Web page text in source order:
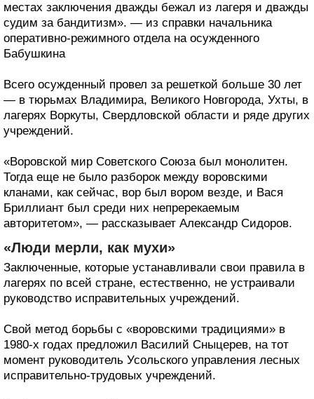
местах заключения дважды бежал из лагеря и дважды
судим за бандитизм». — из справки начальника
оперативно-режимного отдела на осужденного
Бабушкина
Всего осужденный провел за решеткой больше 30 лет
— в тюрьмах Владимира, Великого Новгорода, Ухты, в
лагерях Воркуты, Свердловской области и ряде других
учреждений.
«Воровской мир Советского Союза был монолитен.
Тогда еще не было разборок между воровскими
кланами, как сейчас, вор был вором везде, и Вася
Бриллиант был среди них непререкаемым
авторитетом», — рассказывает Александр Сидоров.
«Люди мерли, как мухи»
Заключенные, которые устанавливали свои правила в
лагерях по всей стране, естественно, не устраивали
руководство исправительных учреждений.
Свой метод борьбы с «воровскими традициями» в
1980-х годах предложил Василий Сныцерев, на тот
момент руководитель Усольского управления лесных
исправительно-трудовых учреждений.